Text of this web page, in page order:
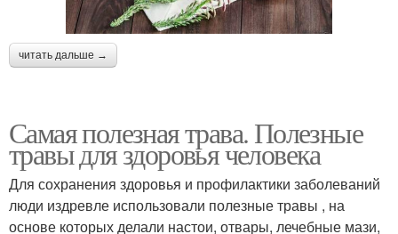
читать дальше →
Самая полезная трава. Полезные
травы для здоровья человека
Для сохранения здоровья и профилактики заболеваний
люди издревле использовали полезные травы , на
основе которых делали настои, отвары, лечебные мази,